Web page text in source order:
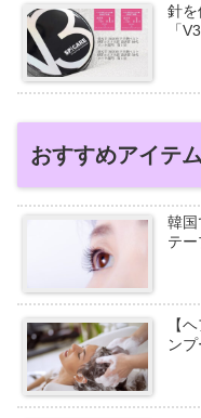
針を
「
おすすめアイテム
韓国
テ
【
ンプ